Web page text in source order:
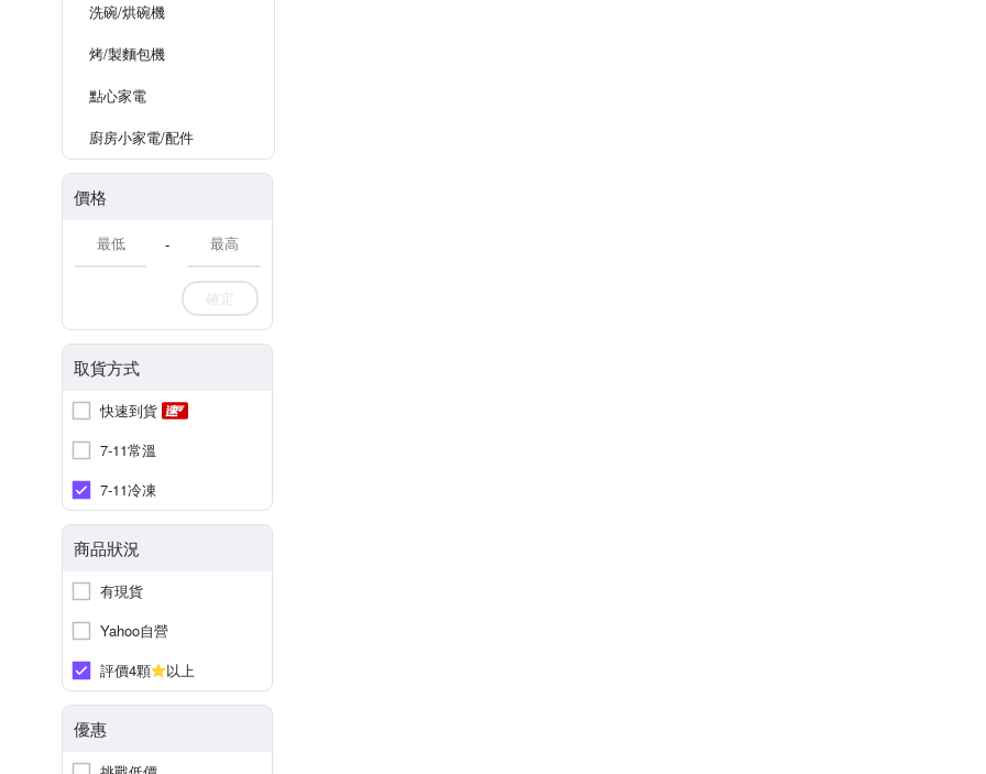
洗碗/烘碗機
烤/製麵包機
點心家電
廚房小家電/配件
價格
-
確定
取貨方式
快速到貨
7-11常溫
7-11冷凍
商品狀況
有現貨
Yahoo自營
評價4顆
以上
優惠